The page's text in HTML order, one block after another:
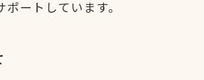
ポートしています。